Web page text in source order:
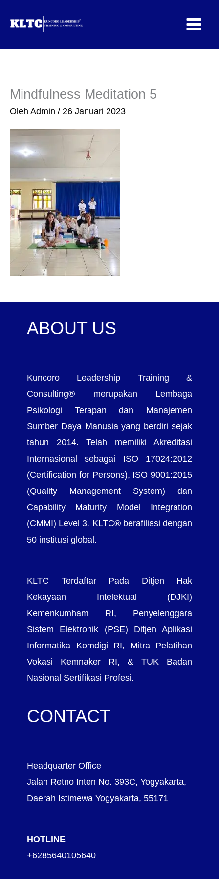
Mindfulness Meditation 5
Oleh Admin / 26 Januari 2023
ABOUT US
Kuncoro Leadership Training &
Consulting® merupakan Lembaga
Psikologi Terapan dan Manajemen
Sumber Daya Manusia yang berdiri sejak
tahun 2014. Telah memiliki Akreditasi
Internasional sebagai ISO 17024:2012
(Certification for Persons), ISO 9001:2015
(Quality Management System) dan
Capability Maturity Model Integration
(CMMI) Level 3. KLTC® berafiliasi dengan
50 institusi global.
KLTC Terdaftar Pada Ditjen Hak
Kekayaan Intelektual (DJKI)
Kemenkumham RI, Penyelenggara
Sistem Elektronik (PSE) Ditjen Aplikasi
Informatika Komdigi RI, Mitra Pelatihan
Vokasi Kemnaker RI, & TUK Badan
Nasional Sertifikasi Profesi.
CONTACT
Headquarter Office
Jalan Retno Inten No. 393C, Yogyakarta,
Daerah Istimewa Yogyakarta, 55171
HOTLINE
+6285640105640